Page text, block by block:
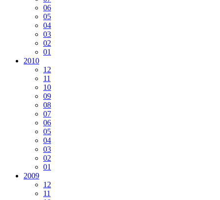
06
05
04
03
02
01
2010
12
11
10
09
08
07
06
05
04
03
02
01
2009
12
11